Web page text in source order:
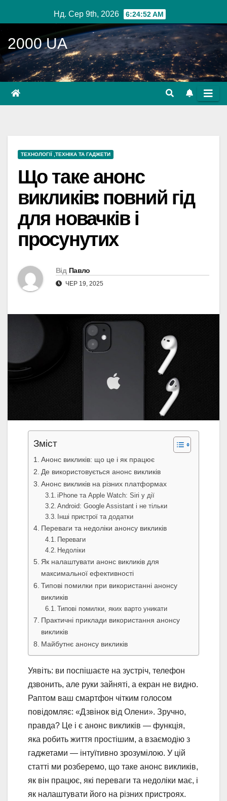
до
вмісту
Нд. Сер 9th, 2026 6:24:53 AM
2000 UA
ТЕХНОЛОГІЇ ,ТЕХНІКА ТА ГАДЖЕТИ
Що таке анонс
викликів: повний гід
для новачків і
просунутих
Від Павло
ЧЕР 19, 2025
Зміст
Анонс викликів: що це і як працює
Де використовується анонс викликів
Анонс викликів на різних платформах
iPhone та Apple Watch: Siri у дії
Android: Google Assistant і не тільки
Інші пристрої та додатки
Переваги та недоліки анонсу викликів
Переваги
Недоліки
Як налаштувати анонс викликів для
максимальної ефективності
Типові помилки при використанні анонсу
викликів
Типові помилки, яких варто уникати
Практичні приклади використання анонсу
викликів
Майбутнє анонсу викликів
Уявіть: ви поспішаєте на зустріч, телефон
дзвонить, але руки зайняті, а екран не видно.
Раптом ваш смартфон чітким голосом
повідомляє: «Дзвінок від Олени». Зручно,
правда? Це і є анонс викликів — функція,
яка робить життя простішим, а взаємодію з
гаджетами — інтуїтивно зрозумілою. У цій
статті ми розберемо, що таке анонс викликів,
як він працює, які переваги та недоліки має, і
як налаштувати його на різних пристроях.